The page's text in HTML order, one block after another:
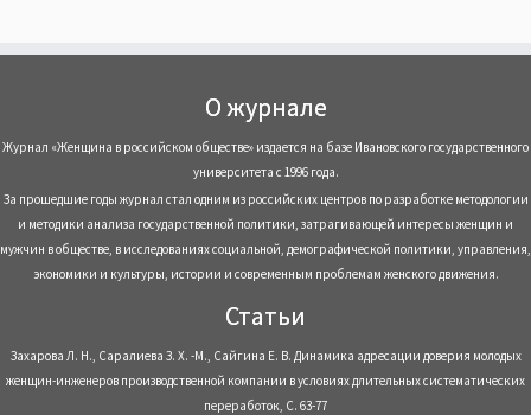
О журнале
Журнал «Женщина в российском обществе» издается на базе Ивановского государственного
университета с 1996 года.
За прошедшие годы журнал стал одним из российских центров по разработке методологии
и методики анализа государственной политики, затрагивающей интересы женщин и
мужчин в обществе, в исследованиях социальной, демографической политики, управления,
экономики и культуры, истории и современным проблемам женского движения.
Статьи
Захарова Л. Н., Саралиева З. Х. -М., Сайгина Е. В. Динамика адресации доверия молодых
женщин-инженеров производственной компании в условиях длительных систематических
переработок, С. 63-77